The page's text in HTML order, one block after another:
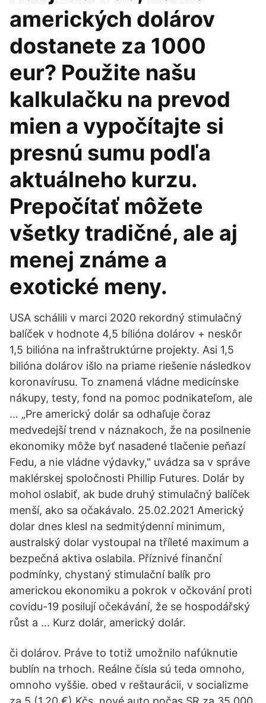
amerických dolárov
dostanete za 1000
eur? Použite našu
kalkulačku na prevod
mien a vypočítajte si
presnú sumu podľa
aktuálneho kurzu.
Prepočítať môžete
všetky tradičné, ale aj
menej známe a
exotické meny.
USA schálili v marci 2020 rekordný stimulačný
balíček v hodnote 4,5 bilióna dolárov + neskôr
1,5 bilióna na infraštruktúrne projekty. Asi 1,5
bilióna dolárov išlo na priame riešenie následkov
koronavírusu. To znamená vládne medicínske
nákupy, testy, fond na pomoc podnikateľom, ale
… „Pre americký dolár sa odhaľuje čoraz
medvedejší trend v náznakoch, že na posilnenie
ekonomiky môže byť nasadené tlačenie peňazí
Fedu, a nie vládne výdavky," uvádza sa v správe
maklérskej spoločnosti Phillip Futures. Dolár by
mohol oslabiť, ak bude druhý stimulačný balíček
menší, ako sa očakávalo. 25.02.2021 Americký
dolar dnes klesl na sedmitýdenní minimum,
australský dolar vystoupal na tříleté maximum a
bezpečná aktiva oslabila. Příznivé finanční
podmínky, chystaný stimulační balík pro
americkou ekonomiku a pokrok v očkování proti
covidu-19 posilují očekávání, že se hospodářský
růst a … Kurz dolár, americký dolár.
či dolárov. Práve to totiž umožnilo nafúknutie
bublín na trhoch. Reálne čísla sú teda omnoho,
omnoho vyššie. obed v reštaurácii, v socializme